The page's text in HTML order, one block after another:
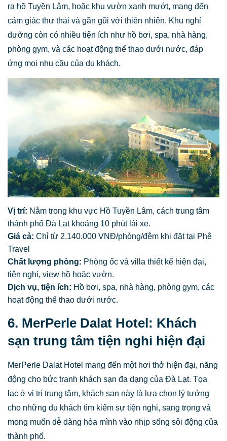
ra hồ Tuyền Lâm, hoặc khu vườn xanh mướt, mang đến
cảm giác thư thái và gần gũi với thiên nhiên. Khu nghỉ
dưỡng còn có nhiều tiện ích như hồ bơi, spa, nhà hàng,
phòng gym, và các hoạt động thể thao dưới nước, đáp
ứng mọi nhu cầu của du khách.
Vị trí: Nằm trong khu vực Hồ Tuyền Lâm, cách trung tâm
thành phố Đà Lạt khoảng 10 phút lái xe.
Giá cả: Chỉ từ 2.140.000 VNĐ/phòng/đêm khi đặt tại Phê
Travel
Chất lượng phòng: Phòng ốc và villa thiết kế hiện đại,
tiện nghi, view hồ hoặc vườn.
Dịch vụ, tiện ích: Hồ bơi, spa, nhà hàng, phòng gym, các
hoạt động thể thao dưới nước.
6. MerPerle Dalat Hotel: Khách
sạn trung tâm tiện nghi hiện đại
MerPerle Dalat Hotel mang đến một hơi thở hiện đại, năng
động cho bức tranh khách sạn đa dạng của Đà Lạt. Tọa
lạc ở vị trí trung tâm, khách sạn này là lựa chọn lý tưởng
cho những du khách tìm kiếm sự tiện nghi, sang trọng và
mong muốn dễ dàng hòa mình vào nhịp sống sôi động của
thành phố.